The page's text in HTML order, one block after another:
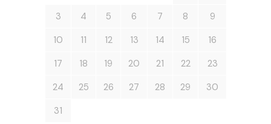
3
4 5 6 7 8
9
10
11 12 13 14 15
16
17
18 19 20 21 22
23
24
25 26 27 28 29
30
31